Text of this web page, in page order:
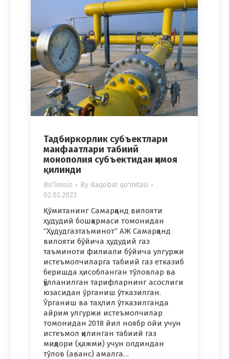
Тадбиркорлик субъектлари
манфаатлари табиий
монополия субъектидан ҳимоя
қилинди
Bo'limsiz By Raqobat qo'mitasi
02.02.2023
Қўмитанинг Самарқанд вилояти
ҳудудий бошқармаси томонидан
“Ҳудудгазтаъминот” АЖ Самарқанд
вилояти бўйича ҳудудий газ
таъминоти филиали бўйича улгуржи
истеъмолчиларга табиий газ етказиб
беришда ҳисобланган тўловлар ва
қўлланилган тарифларнинг асослиги
юзасидан ўрганиш ўтказилган.
Ўрганиш ва таҳлил ўтказилганда
айрим улгуржи истеъмолчилар
томонидан 2018 йил ноябр ойи учун
истеъмол қилинган табиий газ
миқдори (ҳажми) учун олдиндан
тўлов (аванс) амалга…